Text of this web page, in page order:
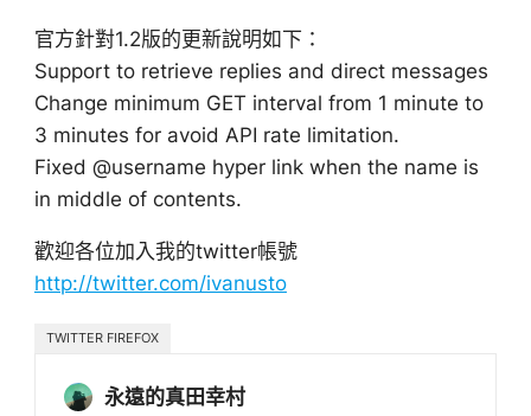
官方針對1.2版的更新說明如下：
Support to retrieve replies and direct messages
Change minimum GET interval from 1 minute to
3 minutes for avoid API rate limitation.
Fixed @username hyper link when the name is
in middle of contents.
歡迎各位加入我的twitter帳號
http://twitter.com/ivanusto
TWITTER FIREFOX
永遠的真田幸村